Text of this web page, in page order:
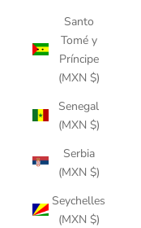
Santo
Tomé y
Príncipe
(MXN $)
Senegal
(MXN $)
Serbia
(MXN $)
Seychelles
(MXN $)